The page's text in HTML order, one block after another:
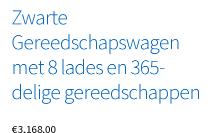
Videos
Winkelwagen
Zwarte
Gereedschapswagen
met 8 lades en 365-
delige gereedschappen
€3,168.00